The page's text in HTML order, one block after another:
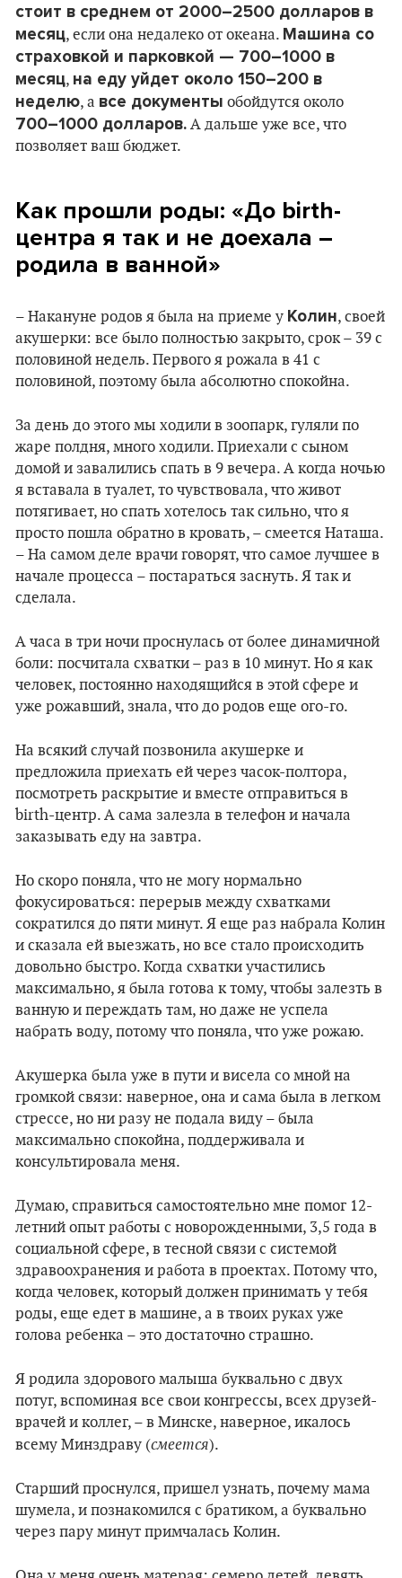
стоит в среднем от 2000–2500 долларов в
месяц, если она недалеко от океана. Машина со
страховкой и парковкой — 700–1000 в
месяц, на еду уйдет около 150–200 в
неделю, а все документы обойдутся около
700–1000 долларов. А дальше уже все, что
позволяет ваш бюджет.
Как прошли роды: «До birth-
центра я так и не доехала –
родила в ванной»
– Накануне родов я была на приеме у Колин, своей
акушерки: все было полностью закрыто, срок – 39 с
половиной недель. Первого я рожала в 41 с
половиной, поэтому была абсолютно спокойна.
За день до этого мы ходили в зоопарк, гуляли по
жаре полдня, много ходили. Приехали с сыном
домой и завалились спать в 9 вечера. А когда ночью
я вставала в туалет, то чувствовала, что живот
потягивает, но спать хотелось так сильно, что я
просто пошла обратно в кровать, – смеется Наташа.
– На самом деле врачи говорят, что самое лучшее в
начале процесса – постараться заснуть. Я так и
сделала.
А часа в три ночи проснулась от более динамичной
боли: посчитала схватки – раз в 10 минут. Но я как
человек, постоянно находящийся в этой сфере и
уже рожавший, знала, что до родов еще ого-го.
На всякий случай позвонила акушерке и
предложила приехать ей через часок-полтора,
посмотреть раскрытие и вместе отправиться в
birth-центр. А сама залезла в телефон и начала
заказывать еду на завтра.
Но скоро поняла, что не могу нормально
фокусироваться: перерыв между схватками
сократился до пяти минут. Я еще раз набрала Колин
и сказала ей выезжать, но все стало происходить
довольно быстро. Когда схватки участились
максимально, я была готова к тому, чтобы залезть в
ванную и переждать там, но даже не успела
набрать воду, потому что поняла, что уже рожаю.
Акушерка была уже в пути и висела со мной на
громкой связи: наверное, она и сама была в легком
стрессе, но ни разу не подала виду – была
максимально спокойна, поддерживала и
консультировала меня.
Думаю, справиться самостоятельно мне помог 12-
летний опыт работы с новорожденными, 3,5 года в
социальной сфере, в тесной связи с системой
здравоохранения и работа в проектах. Потому что,
когда человек, который должен принимать у тебя
роды, еще едет в машине, а в твоих руках уже
голова ребенка – это достаточно страшно.
Я родила здорового малыша буквально с двух
потуг, вспоминая все свои конгрессы, всех друзей-
врачей и коллег, – в Минске, наверное, икалось
всему Минздраву (смеется).
Старший проснулся, пришел узнать, почему мама
шумела, и познакомился с братиком, а буквально
через пару минут примчалась Колин.